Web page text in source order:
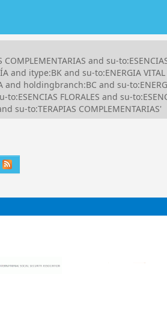
and su-
and itype:BK and su-to:ENERGIA
and holdingbranch:BC and su-
FLORALES and su-
su-to:TERAPIAS COMPLEMENTARIAS'